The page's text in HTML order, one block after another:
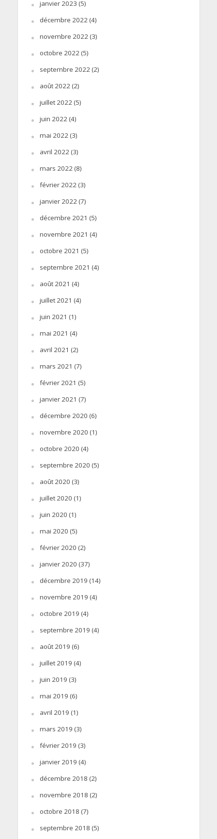
janvier 2023 (5)
décembre 2022(4)
novembre 2022(3)
octobre 2022(5)
septembre 2022(2)
août 2022(2)
juillet 2022(5)
juin 2022(4)
mai 2022(3)
avril 2022(3)
mars 2022(8)
février 2022(3)
janvier 2022(7)
décembre 2021 (5)
novembre 2021 (4)
octobre 2021 (5)
septembre 2021 (4)
août 2021 (4)
juillet 2021 (4)
juin 2021 (1)
mai 2021 (4)
avril 2021 (2)
mars 2021 (7)
février 2021 (5)
janvier 2021 (7)
décembre 2020 (6)
novembre 2020 (1)
octobre 2020 (4)
septembre 2020 (5)
août 2020 (3)
juillet 2020 (1)
juin 2020 (1)
mai 2020 (5)
février 2020 (2)
janvier 2020 (37)
décembre 2019 (14)
novembre 2019 (4)
octobre 2019 (4)
septembre 2019 (4)
août 2019 (6)
juillet 2019 (4)
juin 2019 (3)
mai 2019 (6)
avril 2019 (1)
mars 2019 (3)
février 2019 (3)
janvier 2019 (4)
décembre 2018 (2)
novembre 2018 (2)
octobre 2018 (7)
septembre 2018 (5)